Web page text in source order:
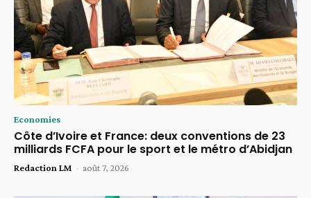
Economies
Côte d’Ivoire et France: deux conventions de 23
milliards FCFA pour le sport et le métro d’Abidjan
Redaction LM - août 7, 2026